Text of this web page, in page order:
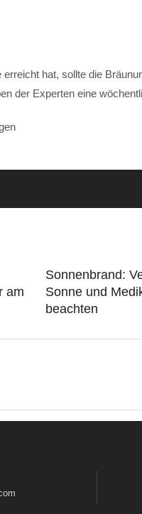
hat, sollte die
der Experten eine
am
Sonnenbrand:
Sonne und
beachten